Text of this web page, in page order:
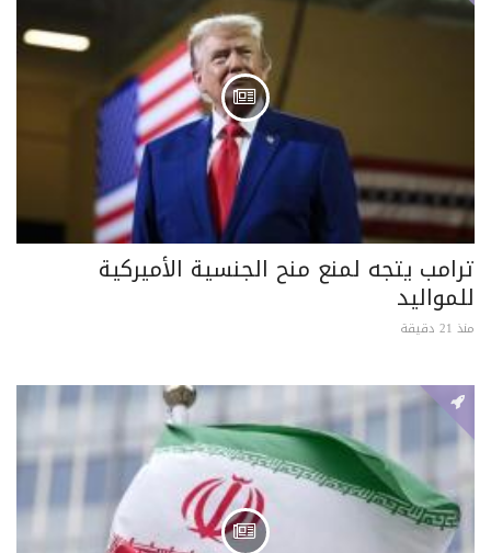
ترامب يتجه لمنع منح الجنسية الأميركية
للمواليد
منذ 21 دقيقة